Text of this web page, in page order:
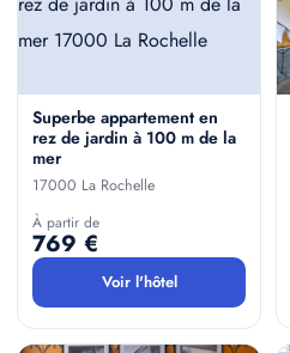
Superbe appartement en
rez de jardin à 100 m de la
mer
17000 La Rochelle
À partir de
769 €
Voir l'hôtel